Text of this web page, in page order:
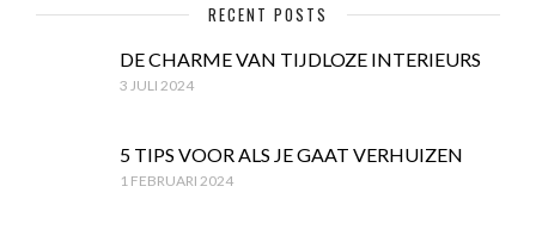
RECENT POSTS
DE CHARME VAN TIJDLOZE INTERIEURS
3 JULI 2024
5 TIPS VOOR ALS JE GAAT VERHUIZEN
1 FEBRUARI 2024